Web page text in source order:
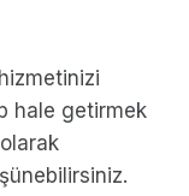
hale getirmek